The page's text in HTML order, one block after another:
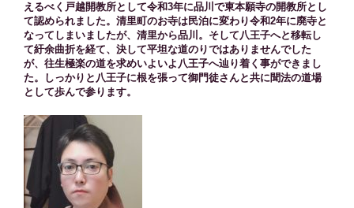
えるべく戸越開教所として令和3年に品川で東本願寺の開教所とし
て認められました。清里町のお寺は民泊に変わり令和2年に廃寺と
なってしまいましたが、清里から品川。そして八王子へと移転し
て紆余曲折を経て、決して平坦な道のりではありませんでした
が、往生極楽の道を求めいよいよ八王子へ辿り着く事ができまし
た。しっかりと八王子に根を張って御門徒さんと共に聞法の道場
として歩んで参ります。